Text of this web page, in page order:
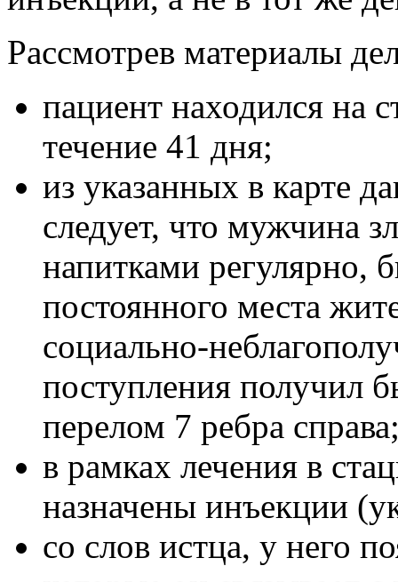
Рассмотрев материалы
пациент находился на
течение 41 дня;
из указанных в карте
следует, что мужчина
напитками регулярно,
постоянного места
социально-
поступления получил
перелом 7 ребра
в рамках лечения в
назначены инъекции
со слов истца, у него